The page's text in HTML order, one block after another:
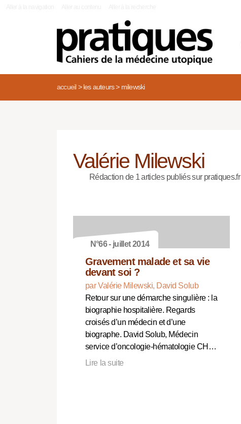
accueil> les auteurs> milewski
Valérie Milewski
Rédaction de 1 articles publiés sur pratiques.fr
N°66 - juillet 2014
Gravement malade et sa vie
devant soi ?
par Valérie Milewski, David Solub
Retour sur une démarche singulière : la
biographie hospitalière. Regards
croisés d’un médecin et d’une
biographe. David Solub, Médecin
service d’oncologie-hématologie CH…
Lire la suite